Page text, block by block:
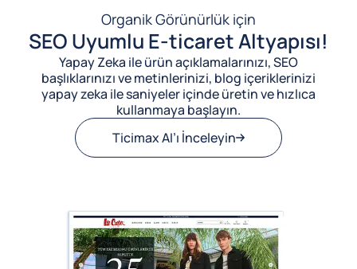
Organik Görünürlük için
SEO Uyumlu E-ticaret Altyapısı!
Yapay Zeka ile ürün açıklamalarınızı, SEO
başlıklarınızı ve metinlerinizi, blog içeriklerinizi
yapay zeka ile saniyeler içinde üretin ve hızlıca
kullanmaya başlayın.
Ticimax AI’ı İnceleyin